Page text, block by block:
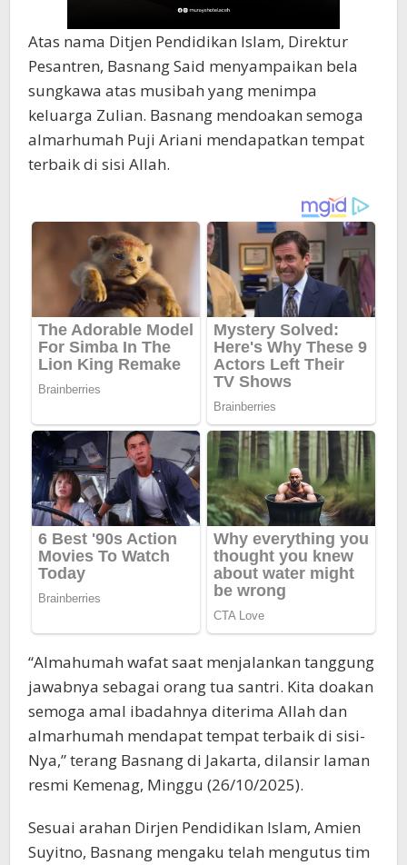
Atas nama Ditjen Pendidikan Islam, Direktur
Pesantren, Basnang Said menyampaikan bela
sungkawa atas musibah yang menimpa
keluarga Zulian. Basnang mendoakan semoga
almarhumah Puji Ariani mendapatkan tempat
terbaik di sisi Allah.
“Almahumah wafat saat menjalankan tanggung
jawabnya sebagai orang tua santri. Kita doakan
semoga amal ibadahnya diterima Allah dan
almarhumah mendapat tempat terbaik di sisi-
Nya,” terang Basnang di Jakarta, dilansir laman
resmi Kemenag, Minggu (26/10/2025).
Sesuai arahan Dirjen Pendidikan Islam, Amien
Suyitno, Basnang mengaku telah mengutus tim